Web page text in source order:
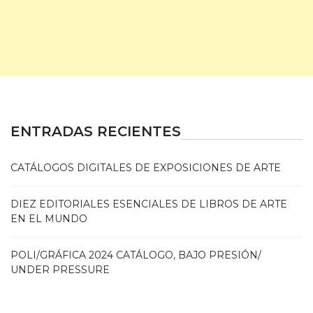
ENTRADAS RECIENTES
CATÁLOGOS DIGITALES DE EXPOSICIONES DE ARTE
DIEZ EDITORIALES ESENCIALES DE LIBROS DE ARTE
EN EL MUNDO
POLI/GRÁFICA 2024 CATÁLOGO, BAJO PRESIÓN/
UNDER PRESSURE